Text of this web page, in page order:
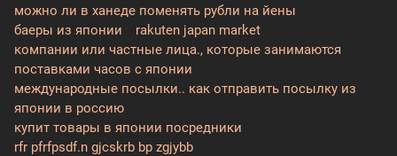
можно ли в ханеде поменять рубли на йены
баеры из японии
rakuten japan market
компании или частные лица., которые занимаются
поставками часов с японии
международные посылки.. как отправить посылку из
японии в россию
купит товары в японии посредники
rfr pfrfpsdf.n gjcskrb bp zgjybb